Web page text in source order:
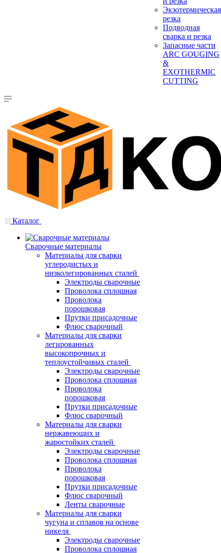
Экзотермическая
резка
Подводная
сварка и резка
Запасные части
ARC GOUGING
&
EXOTHERMIC
CUTTING
Каталог
Сварочные материалы
Материалы для сварки
углеродистых и
низколегированных сталей
Электроды сварочные
Проволока сплошная
Проволока
порошковая
Прутки присадочные
Флюс сварочный
Материалы для сварки
легированных
высокопрочных и
теплоустойчивых сталей
Электроды сварочные
Проволока сплошная
Проволока
порошковая
Прутки присадочные
Флюс сварочный
Материалы для сварки
нержавеющих и
жаростойких сталей
Электроды сварочные
Проволока сплошная
Проволока
порошковая
Прутки присадочные
Флюс сварочный
Ленты сварочные
Материалы для сварки
чугуна и сплавов на основе
никеля
Электроды сварочные
Проволока сплошная